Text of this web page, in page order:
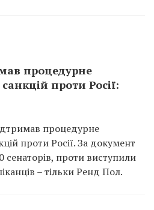
процедурне
проти Росії:
процедурне
проти Росії. За документ
сенаторів, проти виступили
– тільки Ренд Пол.